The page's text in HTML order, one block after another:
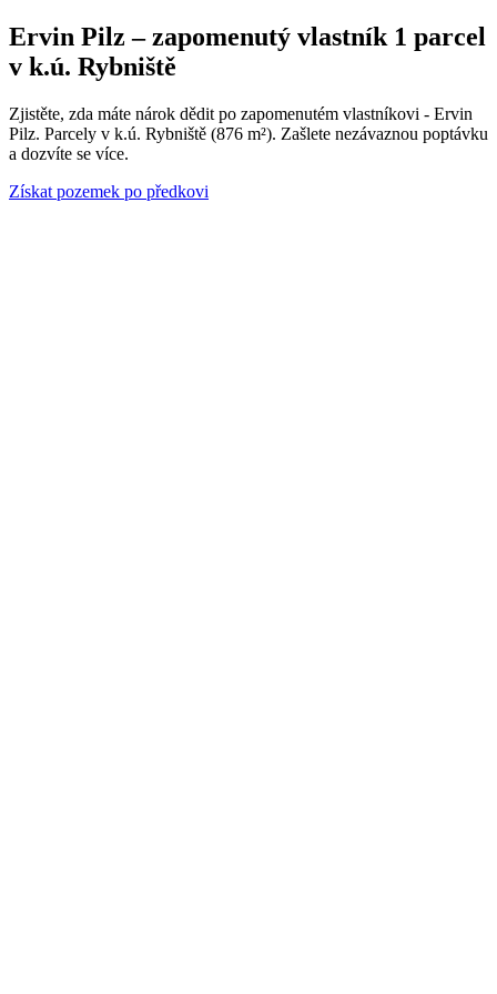
Ervin Pilz – zapomenutý vlastník 1 parcel
v k.ú. Rybniště
Zjistěte, zda máte nárok dědit po zapomenutém vlastníkovi - Ervin
Pilz. Parcely v k.ú. Rybniště (876 m²). Zašlete nezávaznou poptávku
a dozvíte se více.
Získat pozemek po předkovi